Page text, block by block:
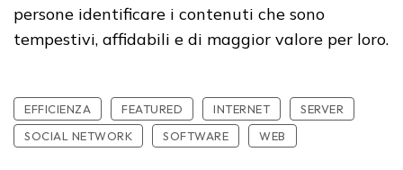
persone identificare i contenuti che sono
tempestivi, affidabili e di maggior valore per loro.
EFFICIENZA FEATURED INTERNET
SERVER
SOCIAL NETWORK
SOFTWARE WEB